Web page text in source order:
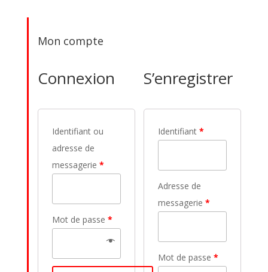
Mon compte
Connexion
Identifiant ou
adresse de
messagerie *
Mot de passe *
S’enregistrer
Identifiant *
Adresse de
messagerie *
Mot de passe *